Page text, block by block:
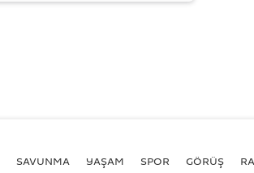
SAVUNMA YAŞAM SPOR GÖRÜŞ